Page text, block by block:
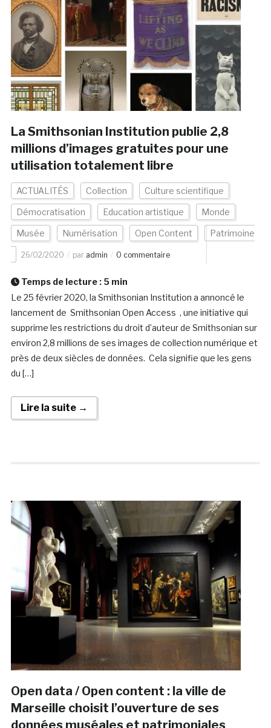
La Smithsonian Institution publie 2,8
millions d’images gratuites pour une
utilisation totalement libre
ACTUALITÉS Collection Culture scientifique
Démocratisation Education artistique Monde
Musée Numérisation Open Content Patrimoine
26/02/2020 par admin 0 commentaire
Temps de lecture : 5 min
Le 25 février 2020, la Smithsonian Institution a annoncé le
lancement de Smithsonian Open Access , une initiative qui
supprime les restrictions du droit d’auteur de Smithsonian sur
environ 2,8 millions de ses images de collection numérique et
près de deux siècles de données. Cela signifie que les gens
du […]
Lire la suite →
Open data / Open content : la ville de
Marseille choisit l’ouverture de ses